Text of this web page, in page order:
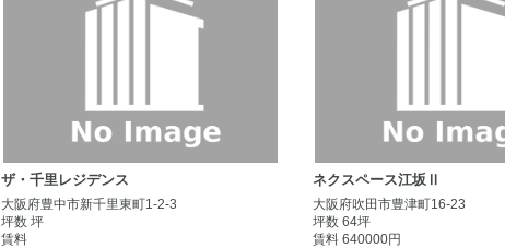
ザ・千里レジデンス
大阪府豊中市新千里東町1-2-3
坪数 坪
賃料
ネクスペース江坂Ⅱ
大阪府吹田市豊津町16-23
坪数 64坪
賃料 640000円